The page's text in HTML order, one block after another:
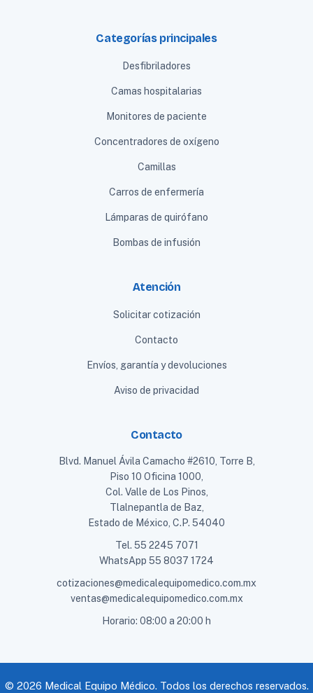
Categorías principales
Desfibriladores
Camas hospitalarias
Monitores de paciente
Concentradores de oxígeno
Camillas
Carros de enfermería
Lámparas de quirófano
Bombas de infusión
Atención
Solicitar cotización
Contacto
Envíos, garantía y devoluciones
Aviso de privacidad
Contacto
Blvd. Manuel Ávila Camacho #2610, Torre B,
Piso 10 Oficina 1000,
Col. Valle de Los Pinos,
Tlalnepantla de Baz,
Estado de México, C.P. 54040
Tel. 55 2245 7071
WhatsApp 55 8037 1724
cotizaciones@medicalequipomedico.com.mx
ventas@medicalequipomedico.com.mx
Horario: 08:00 a 20:00 h
© 2026 Medical Equipo Médico. Todos los derechos reservados.